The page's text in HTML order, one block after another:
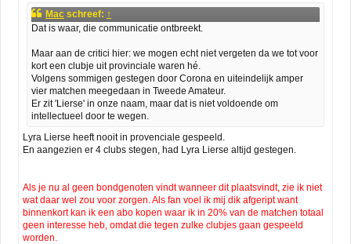
Mac schreef: ↑
Dat is waar, die communicatie ontbreekt.
Maar aan de critici hier: we mogen echt niet vergeten da we tot voor
kort een clubje uit provinciale waren hé.
Volgens sommigen gestegen door Corona en uiteindelijk amper
vier matchen meegedaan in Tweede Amateur.
Er zit 'Lierse' in onze naam, maar dat is niet voldoende om
intellectueel door te wegen.
Lyra Lierse heeft nooit in provenciale gespeeld.
En aangezien er 4 clubs stegen, had Lyra Lierse altijd gestegen.
Als je nu al geen bondgenoten vindt wanneer dit plaatsvindt, zie ik niet
wat daar wel zou voor zorgen. Als fan voel ik mij dik afgeript want
binnenkort kan ik een abo kopen waar ik in 20% van de matchen totaal
geen interesse heb, omdat die tegen zulke clubjes gaan gespeeld
worden.